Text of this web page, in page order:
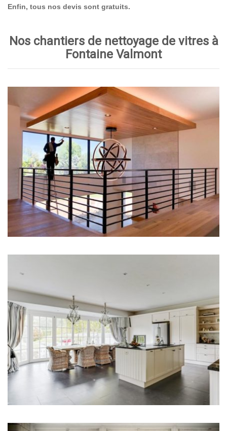
Enfin, tous nos devis sont gratuits.
Nos chantiers de nettoyage de vitres à
Fontaine Valmont